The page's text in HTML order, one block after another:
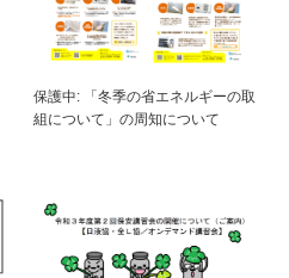
保護中: 「冬季の省エネルギーの取
組について」の周知について